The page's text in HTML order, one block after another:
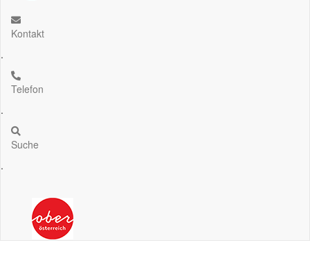
Kontakt
.
Telefon
.
Suche
.